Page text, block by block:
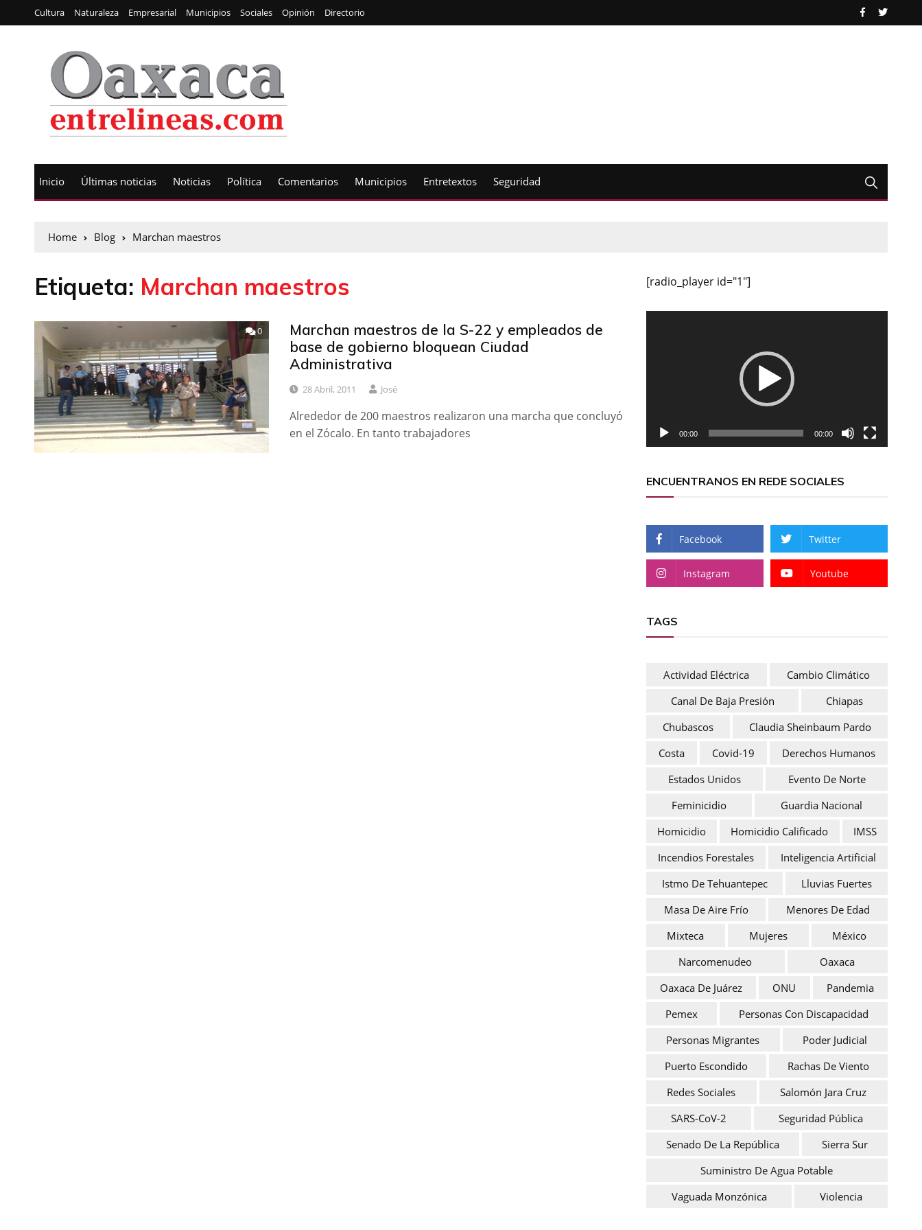
Cultura Naturaleza Empresarial Municipios Sociales Opinión Directorio
Inicio Últimas noticias Noticias Política Comentarios Municipios Entretextos Seguridad
Home Blog Marchan maestros
Etiqueta: Marchan maestros
0
Marchan maestros de la S-22 y empleados de
base de gobierno bloquean Ciudad
Administrativa
28 Abril, 2011 José
Alrededor de 200 maestros realizaron una marcha que concluyó
en el Zócalo. En tanto trabajadores
[radio_player id="1"]
00:00 00:00
ENCUENTRANOS EN REDE SOCIALES
Facebook Twitter
Instagram Youtube
TAGS
Actividad Eléctrica
Cambio Climático
Canal De Baja Presión
Chiapas
Chubascos
Claudia Sheinbaum Pardo
Costa
Covid-19
Derechos Humanos
Estados Unidos
Evento De Norte
Feminicidio
Guardia Nacional
Homicidio
Homicidio Calificado
IMSS
Incendios Forestales
Inteligencia Artificial
Istmo De Tehuantepec
Lluvias Fuertes
Masa De Aire Frío
Menores De Edad
Mixteca
Mujeres
México
Narcomenudeo
Oaxaca
Oaxaca De Juárez
ONU
Pandemia
Pemex
Personas Con Discapacidad
Personas Migrantes
Poder Judicial
Puerto Escondido
Rachas De Viento
Redes Sociales
Salomón Jara Cruz
SARS-CoV-2
Seguridad Pública
Senado De La República
Sierra Sur
Suministro De Agua Potable
Vaguada Monzónica
Violencia